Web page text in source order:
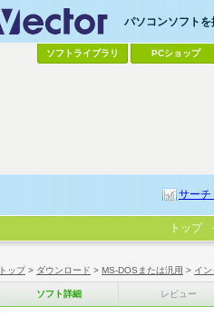
トップ> ダウンロード > MS-DOSまたは汎用 > イ
ソフト詳細 レビュー
パソコンソフトを
ソフトライブラリ PCショップ
サーチ
トップ